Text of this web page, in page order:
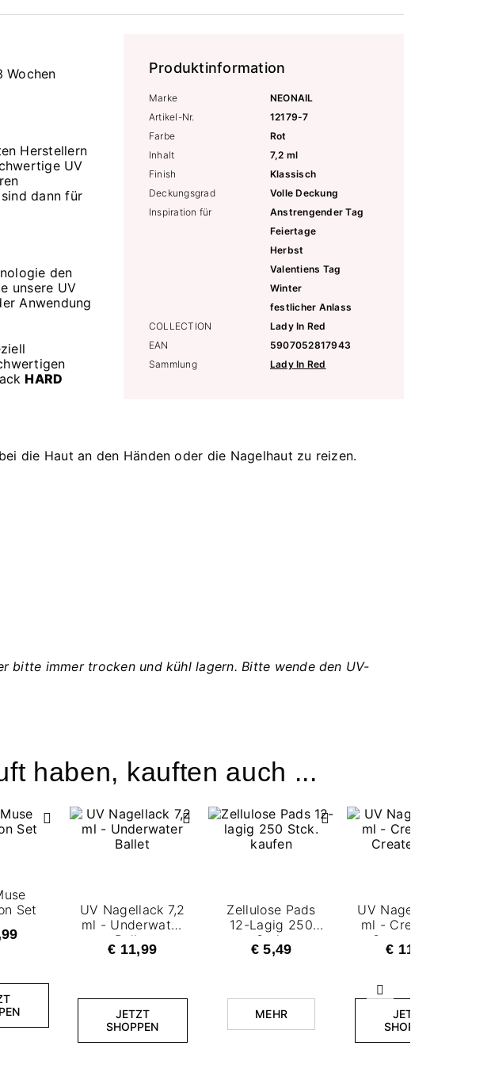
Produktinformation
Marke
NEONAIL
Artikel-Nr.
12179-7
Farbe
Rot
Inhalt
7,2 ml
Finish
Klassisch
Deckungsgrad
Volle Deckung
Inspiration für
Anstrengender Tag
Feiertage
Herbst
Valentiens Tag
Winter
festlicher Anlass
COLLECTION
Lady In Red
EAN
5907052817943
Sammlung
Lady In Red
Wochen
Herstellern
UV
dann für
den
unsere UV
Anwendung
HARD
die Haut an den Händen oder die Nagelhaut zu reizen.
bitte immer trocken und kühl lagern. Bitte wende den UV-
haben, kauften auch ...
Weiter
Set
UV Nagellack 7,2
ml - Underwater
Ballet
€ 11,99
JETZT
SHOPPEN
Zellulose Pads
12-Lagig 250
Stck.
€ 5,49
MEHR
UV Nagellack 7,2
ml - Create Art,
Create More
€ 11,99
JETZT
SHOPPEN